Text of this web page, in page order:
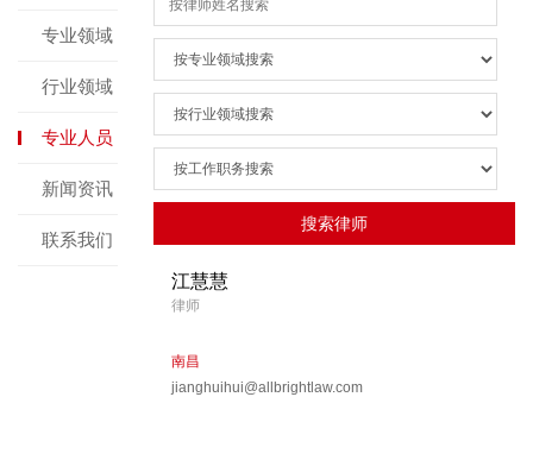
专业领域
行业领域
专业人员
新闻资讯
联系我们
江慧慧
律师
南昌
jianghuihui@allbrightlaw.com